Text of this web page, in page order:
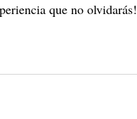
que no olvidarás!